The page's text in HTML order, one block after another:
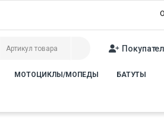
МОТОЦИКЛЫ/МОПЕДЫ БАТУТЫ